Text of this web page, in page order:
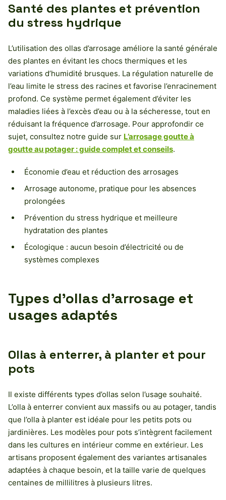
Santé des plantes et prévention
du stress hydrique
L’utilisation des ollas d’arrosage améliore la santé générale
des plantes en évitant les chocs thermiques et les
variations d’humidité brusques. La régulation naturelle de
l’eau limite le stress des racines et favorise l’enracinement
profond. Ce système permet également d’éviter les
maladies liées à l’excès d’eau ou à la sécheresse, tout en
réduisant la fréquence d’arrosage. Pour approfondir ce
sujet, consultez notre guide sur L’arrosage goutte à
goutte au potager : guide complet et conseils.
Économie d’eau et réduction des arrosages
Arrosage autonome, pratique pour les absences
prolongées
Prévention du stress hydrique et meilleure
hydratation des plantes
Écologique : aucun besoin d’électricité ou de
systèmes complexes
Types d’ollas d’arrosage et
usages adaptés
Ollas à enterrer, à planter et pour
pots
Il existe différents types d’ollas selon l’usage souhaité.
L’olla à enterrer convient aux massifs ou au potager, tandis
que l’olla à planter est idéale pour les petits pots ou
jardinières. Les modèles pour pots s’intègrent facilement
dans les cultures en intérieur comme en extérieur. Les
artisans proposent également des variantes artisanales
adaptées à chaque besoin, et la taille varie de quelques
centaines de millilitres à plusieurs litres.